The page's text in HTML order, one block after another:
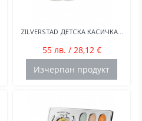
ZILVERSTAD ДЕТСКА КАСИЧКА...
55 лв. / 28,12 €
Изчерпан продукт